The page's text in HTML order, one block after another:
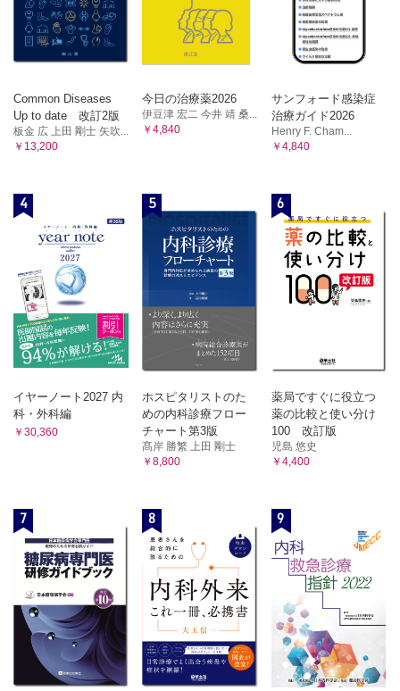
Common Diseases
Up to date 改訂2版
板金 広 上田 剛士 矢吹...
￥13,200
今日の治療薬2026
伊豆津 宏二 今井 靖 桑...
￥4,840
サンフォード感染症
治療ガイド2026
Henry F. Cham...
￥4,840
4
イヤーノート2027 内
科・外科編
￥30,360
5
ホスピタリストのた
めの内科診療フロー
チャート第3版
髙岸 勝繁 上田 剛士
￥8,800
6
薬局ですぐに役立つ
薬の比較と使い分け
100 改訂版
児島 悠史
￥4,400
7 8 9